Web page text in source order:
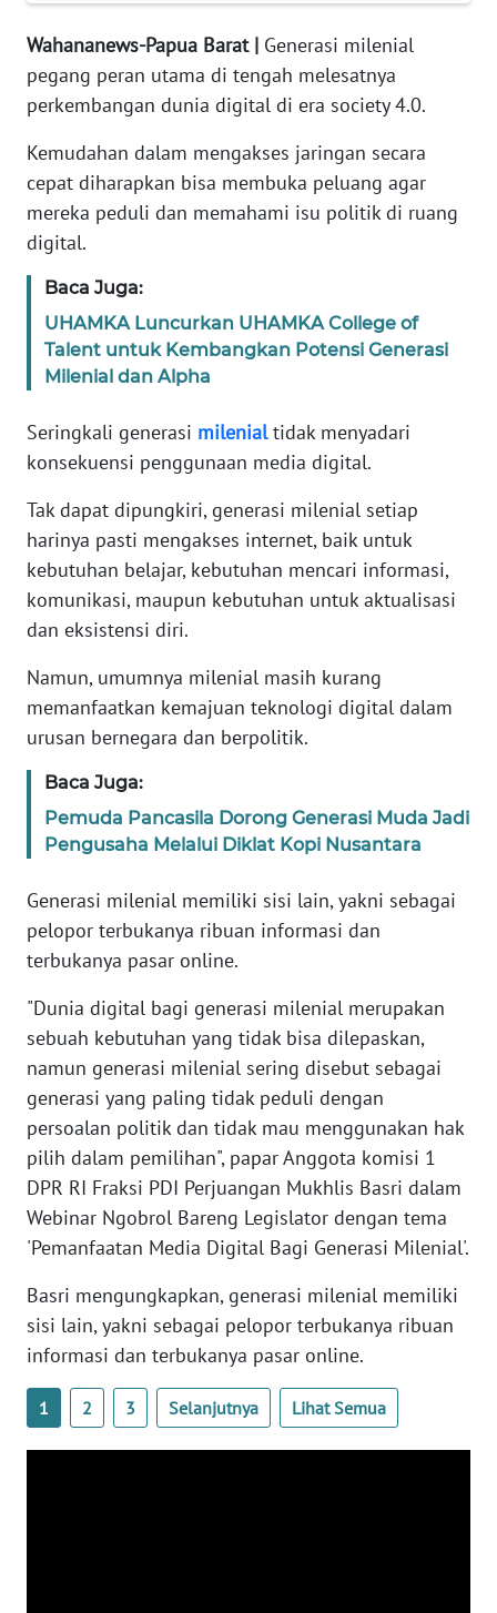
Wahananews-Papua Barat | Generasi milenial
pegang peran utama di tengah melesatnya
perkembangan dunia digital di era society 4.0.
Kemudahan dalam mengakses jaringan secara
cepat diharapkan bisa membuka peluang agar
mereka peduli dan memahami isu politik di ruang
digital.
Baca Juga:
UHAMKA Luncurkan UHAMKA College of
Talent untuk Kembangkan Potensi Generasi
Milenial dan Alpha
Seringkali generasi milenialtidak menyadari
konsekuensi penggunaan media digital.
Tak dapat dipungkiri, generasi milenial setiap
harinya pasti mengakses internet, baik untuk
kebutuhan belajar, kebutuhan mencari informasi,
komunikasi, maupun kebutuhan untuk aktualisasi
dan eksistensi diri.
Namun, umumnya milenial masih kurang
memanfaatkan kemajuan teknologi digital dalam
urusan bernegara dan berpolitik.
Baca Juga:
Pemuda Pancasila Dorong Generasi Muda Jadi
Pengusaha Melalui Diklat Kopi Nusantara
Generasi milenial memiliki sisi lain, yakni sebagai
pelopor terbukanya ribuan informasi dan
terbukanya pasar online.
"Dunia digital bagi generasi milenial merupakan
sebuah kebutuhan yang tidak bisa dilepaskan,
namun generasi milenial sering disebut sebagai
generasi yang paling tidak peduli dengan
persoalan politik dan tidak mau menggunakan hak
pilih dalam pemilihan", papar Anggota komisi 1
DPR RI Fraksi PDI Perjuangan Mukhlis Basri dalam
Webinar Ngobrol Bareng Legislator dengan tema
'Pemanfaatan Media Digital Bagi Generasi Milenial'.
Basri mengungkapkan, generasi milenial memiliki
sisi lain, yakni sebagai pelopor terbukanya ribuan
informasi dan terbukanya pasar online.
1 2 3 Selanjutnya Lihat Semua
MEDIA
SIBER
KARIR
DISCLAIMER
Regional
SUMUT
JAKARTA
WN
JABAR
BANTEN
WN
WN
KEPRI
WN
PAPUA
PAPUA
BARAT
RIAU
WN
SERAMBI
WN
WN
SULTRA
WN